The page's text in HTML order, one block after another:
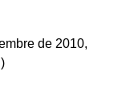
de 2010,
)